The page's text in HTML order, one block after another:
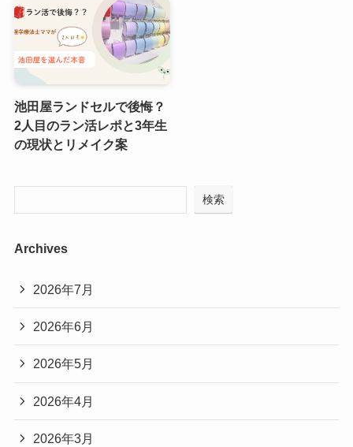
池田屋ランドセルで後悔？
2人目のラン活レポと3年生
の現状とリメイク案
検索
Archives
2026年7月
2026年6月
2026年5月
2026年4月
2026年3月